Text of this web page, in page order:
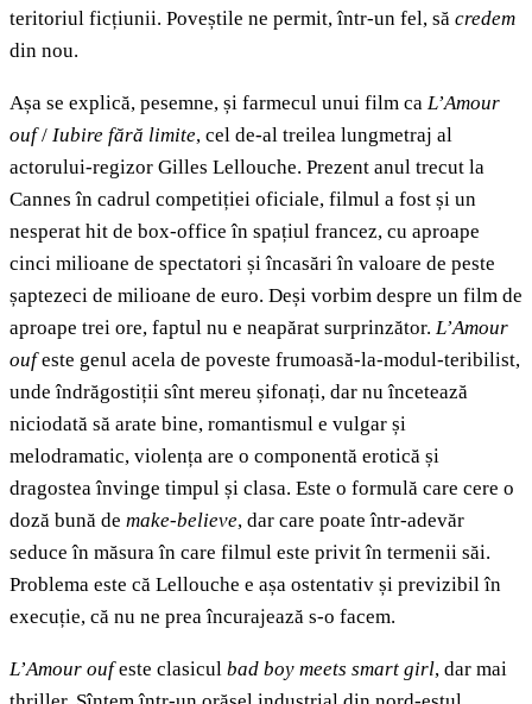
teritoriul ficțiunii. Poveștile ne permit, într-un fel, să credem
din nou.
Așa se explică, pesemne, și farmecul unui film ca L’Amour
ouf/ Iubire fără limite, cel de-al treilea lungmetraj al
actorului-regizor Gilles Lellouche. Prezent anul trecut la
Cannes în cadrul competiției oficiale, filmul a fost și un
nesperat hit de box-office în spațiul francez, cu aproape
cinci milioane de spectatori și încasări în valoare de peste
șaptezeci de milioane de euro. Deși vorbim despre un film de
aproape trei ore, faptul nu e neapărat surprinzător. L’Amour
oufeste genul acela de poveste frumoasă-la-modul-teribilist,
unde îndrăgostiții sînt mereu șifonați, dar nu încetează
niciodată să arate bine, romantismul e vulgar și
melodramatic, violența are o componentă erotică și
dragostea învinge timpul și clasa. Este o formulă care cere o
doză bună de make-believe, dar care poate într-adevăr
seduce în măsura în care filmul este privit în termenii săi.
Problema este că Lellouche e așa ostentativ și previzibil în
execuție, că nu ne prea încurajează s-o facem.
L’Amour oufeste clasicul bad boy meets smart girl, dar mai